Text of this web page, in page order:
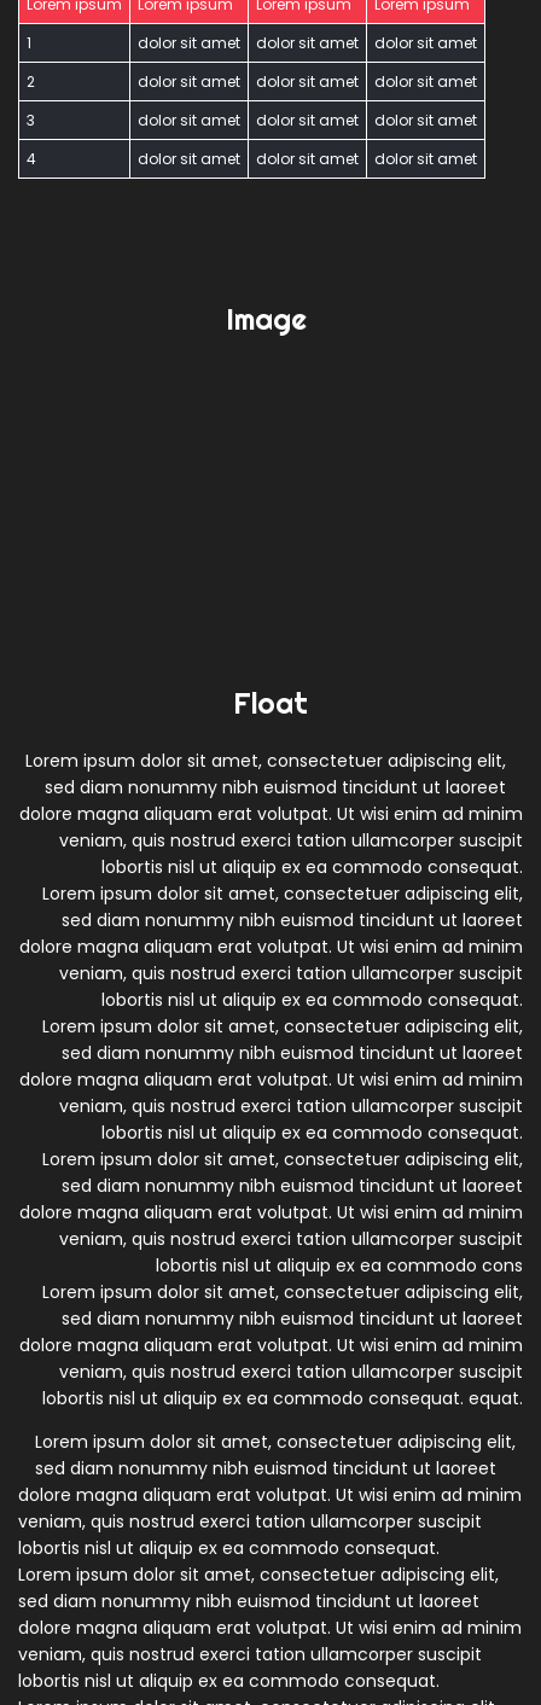
Lorem ipsum Lorem ipsum Lorem ipsum
Lorem ipsum
1
dolor sit amet dolor sit amet
dolor sit amet
2
dolor sit amet dolor sit amet
dolor sit amet
3
dolor sit amet dolor sit amet
dolor sit amet
4
dolor sit amet dolor sit amet dolor sit amet
Image
Float
Lorem ipsum dolor sit amet, consectetuer adipiscing elit,
sed diam nonummy nibh euismod tincidunt ut laoreet
dolore magna aliquam erat volutpat. Ut wisi enim ad minim
veniam, quis nostrud exerci tation ullamcorper suscipit
lobortis nisl ut aliquip ex ea commodo consequat.
Lorem ipsum dolor sit amet, consectetuer adipiscing elit,
sed diam nonummy nibh euismod tincidunt ut laoreet
dolore magna aliquam erat volutpat. Ut wisi enim ad minim
veniam, quis nostrud exerci tation ullamcorper suscipit
lobortis nisl ut aliquip ex ea commodo consequat.
Lorem ipsum dolor sit amet, consectetuer adipiscing elit,
sed diam nonummy nibh euismod tincidunt ut laoreet
dolore magna aliquam erat volutpat. Ut wisi enim ad minim
veniam, quis nostrud exerci tation ullamcorper suscipit
lobortis nisl ut aliquip ex ea commodo consequat.
Lorem ipsum dolor sit amet, consectetuer adipiscing elit,
sed diam nonummy nibh euismod tincidunt ut laoreet
dolore magna aliquam erat volutpat. Ut wisi enim ad minim
veniam, quis nostrud exerci tation ullamcorper suscipit
lobortis nisl ut aliquip ex ea commodo cons
Lorem ipsum dolor sit amet, consectetuer adipiscing elit,
sed diam nonummy nibh euismod tincidunt ut laoreet
dolore magna aliquam erat volutpat. Ut wisi enim ad minim
veniam, quis nostrud exerci tation ullamcorper suscipit
lobortis nisl ut aliquip ex ea commodo consequat. equat.
Lorem ipsum dolor sit amet, consectetuer adipiscing elit,
sed diam nonummy nibh euismod tincidunt ut laoreet
dolore magna aliquam erat volutpat. Ut wisi enim ad minim
veniam, quis nostrud exerci tation ullamcorper suscipit
lobortis nisl ut aliquip ex ea commodo consequat.
Lorem ipsum dolor sit amet, consectetuer adipiscing elit,
sed diam nonummy nibh euismod tincidunt ut laoreet
dolore magna aliquam erat volutpat. Ut wisi enim ad minim
veniam, quis nostrud exerci tation ullamcorper suscipit
lobortis nisl ut aliquip ex ea commodo consequat.